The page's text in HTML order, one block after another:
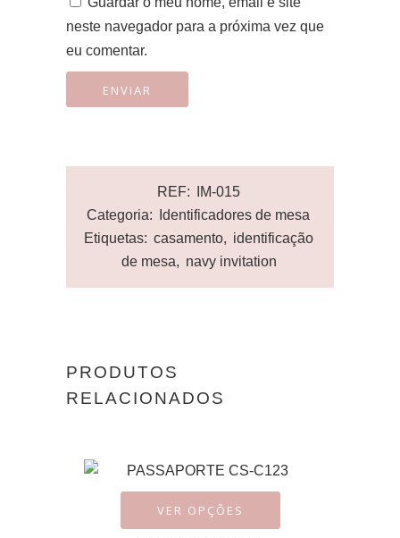
neste navegador para a próxima vez que
eu comentar.
REF:
IM-015
Categoria:
Identificadores de mesa
Etiquetas: casamento, identificação
de mesa, navy invitation
PRODUTOS
RELACIONADOS
VER OPÇÕES